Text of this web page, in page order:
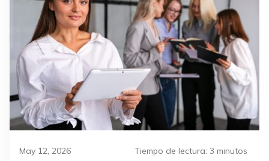
May 12, 2026 Tiempo de lectura: 3 minutos